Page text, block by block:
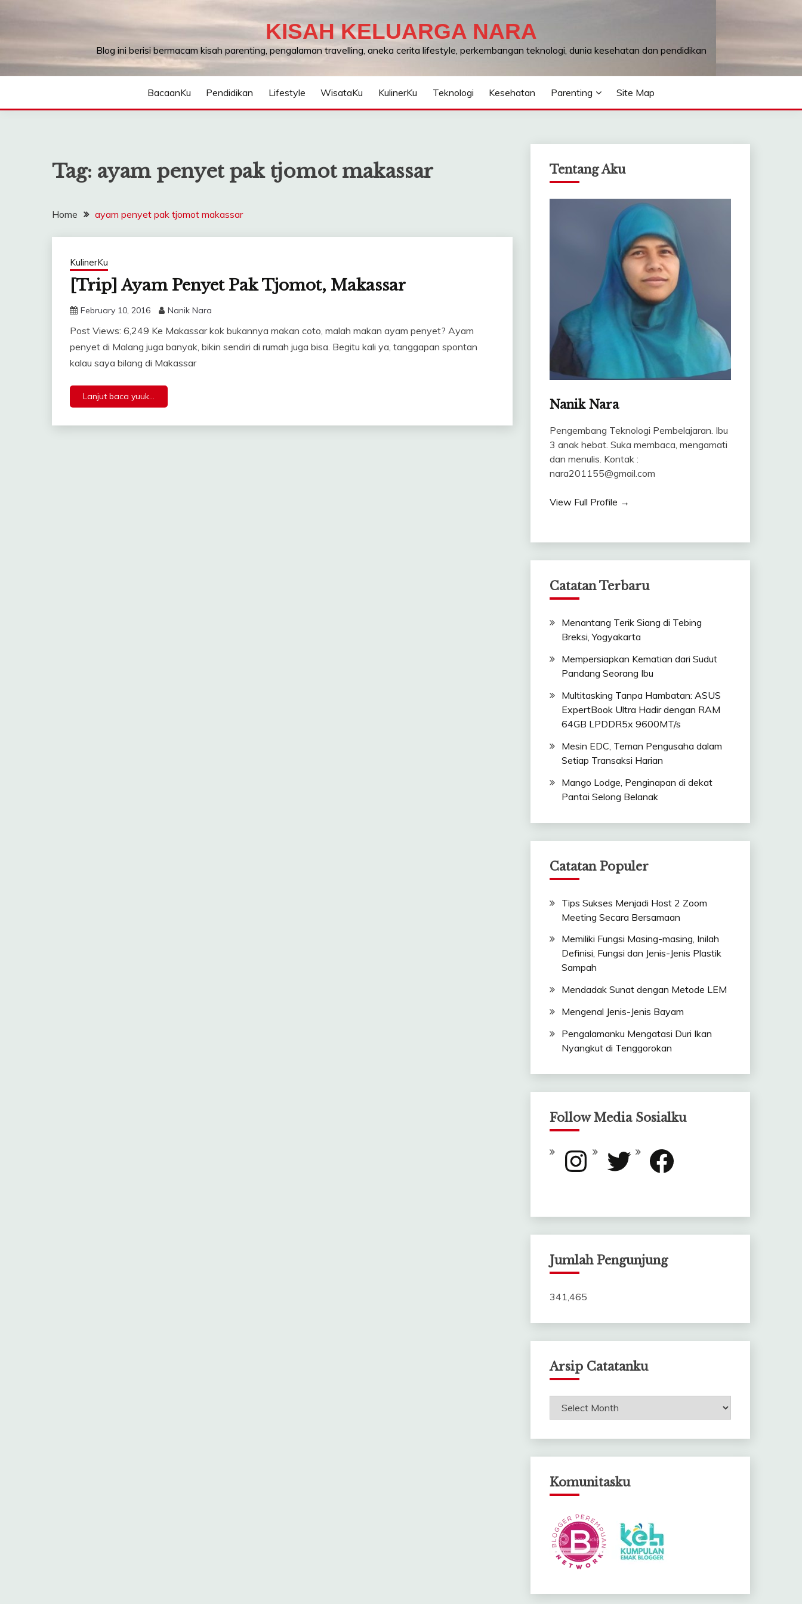
KISAH KELUARGA NARA
Blog ini berisi bermacam kisah parenting, pengalaman travelling, aneka cerita lifestyle, perkembangan teknologi, dunia kesehatan dan pendidikan
BacaanKu Pendidikan Lifestyle WisataKu KulinerKu Teknologi Kesehatan Parenting Site Map
Tag: ayam penyet pak tjomot makassar
Home ayam penyet pak tjomot makassar
KulinerKu
[Trip] Ayam Penyet Pak Tjomot, Makassar
February 10, 2016 Nanik Nara
Post Views: 6,249 Ke Makassar kok bukannya makan coto, malah makan ayam penyet? Ayam
penyet di Malang juga banyak, bikin sendiri di rumah juga bisa. Begitu kali ya, tanggapan spontan
kalau saya bilang di Makassar
Lanjut baca yuuk...
Tentang Aku
Nanik Nara
Pengembang Teknologi Pembelajaran. Ibu
3 anak hebat. Suka membaca, mengamati
dan menulis. Kontak :
nara201155@gmail.com
View Full Profile →
Catatan Terbaru
Menantang Terik Siang di Tebing
Breksi, Yogyakarta
Mempersiapkan Kematian dari Sudut
Pandang Seorang Ibu
Multitasking Tanpa Hambatan: ASUS
ExpertBook Ultra Hadir dengan RAM
64GB LPDDR5x 9600MT/s
Mesin EDC, Teman Pengusaha dalam
Setiap Transaksi Harian
Mango Lodge, Penginapan di dekat
Pantai Selong Belanak
Catatan Populer
Tips Sukses Menjadi Host 2 Zoom
Meeting Secara Bersamaan
Memiliki Fungsi Masing-masing, Inilah
Definisi, Fungsi dan Jenis-Jenis Plastik
Sampah
Mendadak Sunat dengan Metode LEM
Mengenal Jenis-Jenis Bayam
Pengalamanku Mengatasi Duri Ikan
Nyangkut di Tenggorokan
Follow Media Sosialku
Instagram Twitter Facebook
Jumlah Pengunjung
341,465
Arsip Catatanku
Arsip
Komunitasku